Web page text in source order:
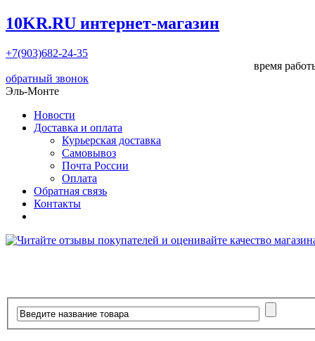
10KR.RU интернет-магазин
+7(903)682-24-35
время
обратный звонок
Эль-Монте
Новости
Доставка и оплата
Курьерская доставка
Самовывоз
Почта России
Оплата
Обратная связь
Контакты